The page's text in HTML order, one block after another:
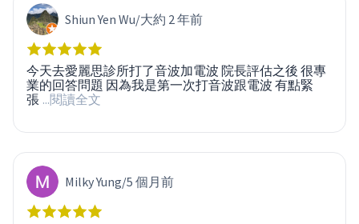
Shiun Yen Wu/大約 2 年前
今天去愛麗思診所打了音波加電波 院長評估之後 很專
業的回答問題 因為我是第一次打音波跟電波 有點緊
張 ...閱讀全文
Milky Yung/5 個月前